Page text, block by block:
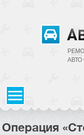
Операция